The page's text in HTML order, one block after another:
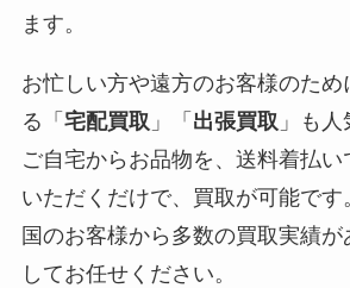
ます。
お忙しい方や遠方のお客様のため
る「 宅配買取 」「 出張買取 」も人
ご自宅からお品物を、送料着払い
いただくだけで、買取が可能です
国のお客様から多数の買取実績
してお任せください。